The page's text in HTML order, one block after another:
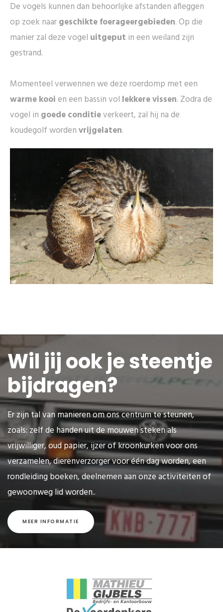
De vogels kunnen dan behoorlijke afstanden afleggen
op zoek naargeschikte foerageergebieden. Op die
manier zal deze vogel uitgeput in een weiland zijn
gestrand.
Momenteel verwennen we deze roerdomp met een
warme kooien een bassin vol lekkere vissen. Zodra de
vogel in goede conditieverkeert, zal hij na de
koudegolf wordenvrijgelaten.
Wil jij ook je steentje
bijdragen?
Er zijn tal van manieren om ons centrum te steunen,
zoals: zelf de handen uit de mouwen steken als
vrijwilliger, oud papier, ijzer of kroonkurken voor ons
verzamelen, dierenverzorger voor één dag worden, een
rondleiding boeken, deelnemen aan onze activiteiten of
gewoonweg lid worden..
MEER INFORMATIE